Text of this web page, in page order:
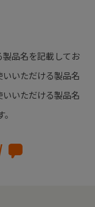
品名を記載してお
いただける製品名
いただける製品名